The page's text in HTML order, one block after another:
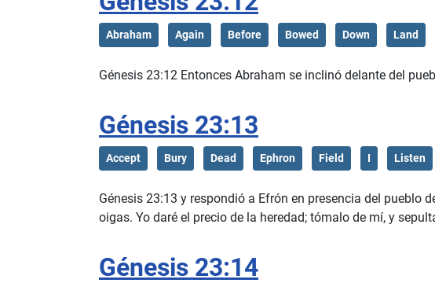
Abraham Again Before Bowed Down Land
Génesis 23:12 Entonces Abraham se inclinó delante del
Génesis 23:13
Accept Bury Dead Ephron Field I Listen
Génesis 23:13 y respondió a Efrón en presencia del pueblo
oigas. Yo daré el precio de la heredad; tómalo de mí, y
Génesis 23:14